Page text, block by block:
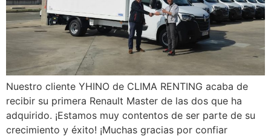
Nuestro cliente YHINO de CLIMA RENTING acaba de
recibir su primera Renault Master de las dos que ha
adquirido. ¡Estamos muy contentos de ser parte de su
crecimiento y éxito! ¡Muchas gracias por confiar